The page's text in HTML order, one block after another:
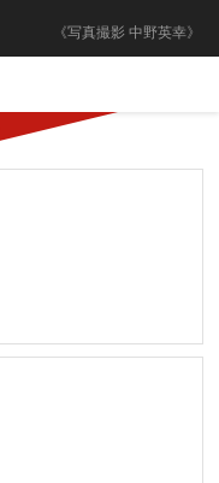
《写真撮影 中野英幸》